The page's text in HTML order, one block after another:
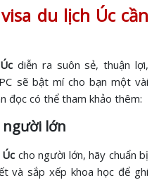
du lịch Úc cần
diễn ra suôn sẻ, thuận lợi,
sẽ bật mí cho bạn một vài
đọc có thể tham khảo thêm:
người lớn
cho người lớn, hãy chuẩn bị
và sắp xếp khoa học để ghi